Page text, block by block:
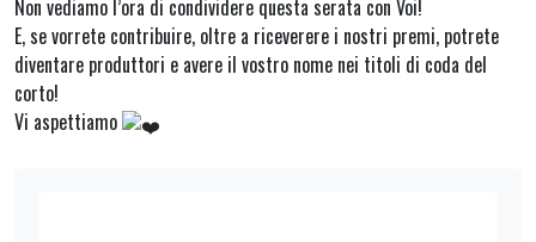
Non vediamo l’ora di condividere questa serata con Voi!
E, se vorrete contribuire, oltre a riceverere i nostri premi, potrete
diventare produttori e avere il vostro nome nei titoli di coda del
corto!
Vi aspettiamo